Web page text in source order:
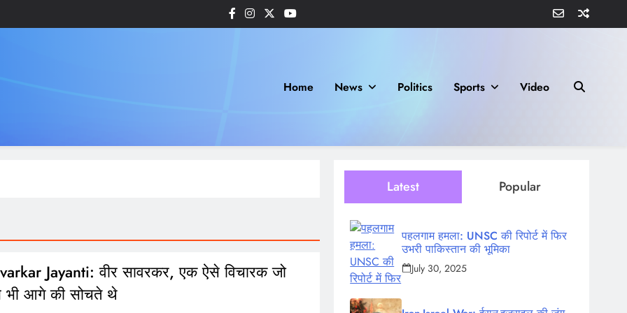
Home News Politics Sports Video
Jayanti: वीर सावरकर, एक ऐसे विचारक जो
भी आगे की सोचते थे
Latest Popular
पहलगाम हमला: UNSC की रिपोर्ट में फिर
उभरी पाकिस्तान की भूमिका
July 30, 2025